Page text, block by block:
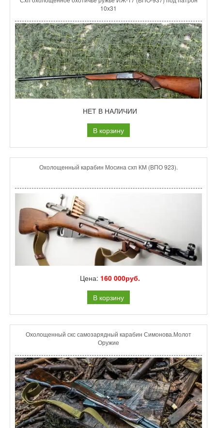
10х31
НЕТ В НАЛИЧИИ
В корзину
Охолощенный карабин Мосина схп КМ (ВПО 923).
Цена: 160 000руб.
В корзину
Охолощенный скс самозарядный карабин Симонова.Молот
Оружие